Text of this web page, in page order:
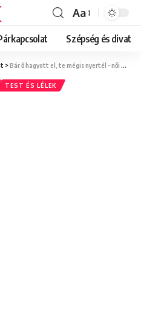
Font
Resizer
Aa
Szépség és divat
>Bár ő hagyott el, te mégis nyertél – női nézőpont a szakításról
TEST ÉS LÉLEK